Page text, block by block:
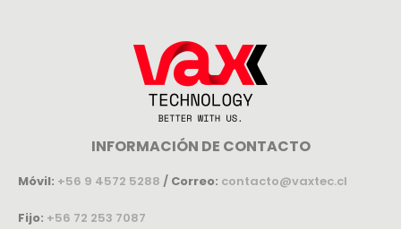
INFORMACIÓN DE CONTACTO
Móvil: +56 9 4572 5288 / Correo: contacto@vaxtec.cl
Fijo: +56 72 253 7087